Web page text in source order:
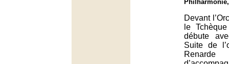
Devant
le
débute
Suite de
Renarde